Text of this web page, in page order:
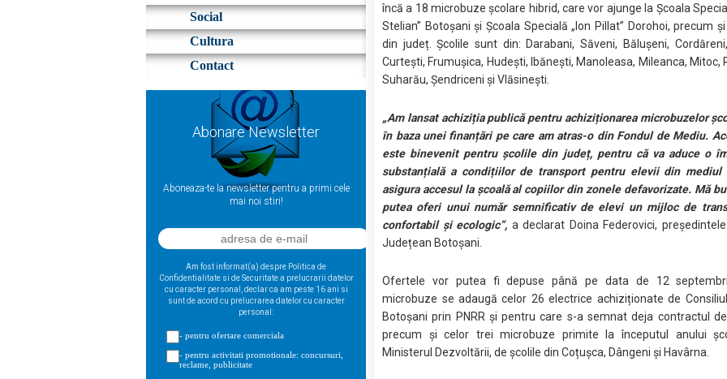
Social
Cultura
Contact
Abonare Newsletter
Aboneaza-te la newsletter pentru a primi cele
mai noi stiri!
Am fost informat(a) despre Politica de
Confidentialitate si de Securitate a prelucrarii datelor
cu caracter personal, declar ca am peste 16 ani si
sunt de acord cu prelucrarea datelor cu caracter
personal:
- pentru ofertare comerciala
- pentru activitati promotionale: concursuri,
reclame, publicitate
încă a 18 microbuze școlare hibrid, care vor ajunge la Școala
Stelian” Botoșani și Școala Specială „Ion Pillat” Dorohoi, precum
din județ. Școlile sunt din: Darabani, Săveni, Bălușeni,
Curtești, Frumușica, Hudești, Ibănești, Manoleasa, Mileanca, Mitoc,
Suharău, Șendriceni și Vlăsinești.
„Am lansat achiziția publică pentru achiziționarea microbuzelor
în baza unei finanțări pe care am atras-o din Fondul de Mediu.
este binevenit pentru școlile din județ, pentru că va aduce o
substanțială a condițiilor de transport pentru elevii din mediul
asigura accesul la școală al copiilor din zonele defavorizate. Mă
putea oferi unui număr semnificativ de elevi un mijloc de
confortabil și ecologic”, a declarat Doina Federovici,
Județean Botoșani.
Ofertele vor putea fi depuse până pe data de 12
microbuze se adaugă celor 26 electrice achiziționate de
Botoșani prin PNRR și pentru care s-a semnat deja contractul
precum și celor trei microbuze primite la începutul anului
Ministerul Dezvoltării, de școlile din Coțușca, Dângeni și Havârna.